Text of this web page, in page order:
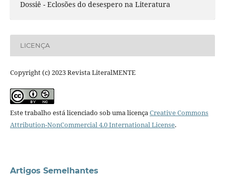
Dossiê - Eclosões do desespero na Literatura
LICENÇA
Copyright (c) 2023 Revista LiteralMENTE
Este trabalho está licenciado sob uma licençaCreative Commons
Attribution-NonCommercial 4.0 International License.
Artigos Semelhantes